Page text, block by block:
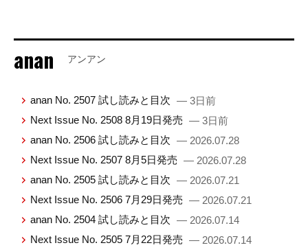
anan アンアン
anan No. 2507 試し読みと目次 — 3日前
Next Issue No. 2508 8月19日発売 — 3日前
anan No. 2506 試し読みと目次 — 2026.07.28
Next Issue No. 2507 8月5日発売 — 2026.07.28
anan No. 2505 試し読みと目次 — 2026.07.21
Next Issue No. 2506 7月29日発売 — 2026.07.21
anan No. 2504 試し読みと目次 — 2026.07.14
Next Issue No. 2505 7月22日発売 — 2026.07.14